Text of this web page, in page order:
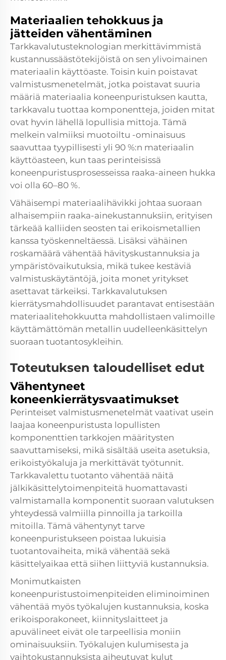
Materiaalien tehokkuus ja
jätteiden vähentäminen
Tarkkavalutusteknologian merkittävimmistä
kustannussäästötekijöistä on sen ylivoimainen
materiaalin käyttöaste. Toisin kuin poistavat
valmistusmenetelmät, jotka poistavat suuria
määriä materiaalia koneenpuristuksen kautta,
tarkkavalu tuottaa komponentteja, joiden mitat
ovat hyvin lähellä lopullisia mittoja. Tämä
melkein valmiiksi muotoiltu -ominaisuus
saavuttaa tyypillisesti yli 90 %:n materiaalin
käyttöasteen, kun taas perinteisissä
koneenpuristusprosesseissa raaka-aineen hukka
voi olla 60–80 %.
Vähäisempi materiaalihävikki johtaa suoraan
alhaisempiin raaka-ainekustannuksiin, erityisen
tärkeää kalliiden seosten tai erikoismetallien
kanssa työskenneltäessä. Lisäksi vähäinen
roskamäärä vähentää hävityskustannuksia ja
ympäristövaikutuksia, mikä tukee kestäviä
valmistuskäytäntöjä, joita monet yritykset
asettavat tärkeiksi. Tarkkavalutuksen
kierrätysmahdollisuudet parantavat entisestään
materiaalitehokkuutta mahdollistaen valimoille
käyttämättömän metallin uudelleenkäsittelyn
suoraan tuotantosykleihin.
Toteutuksen taloudelliset edut
Vähentyneet
koneenkierrätysvaatimukset
Perinteiset valmistusmenetelmät vaativat usein
laajaa koneenpuristusta lopullisten
komponenttien tarkkojen määritysten
saavuttamiseksi, mikä sisältää useita asetuksia,
erikoistyökaluja ja merkittävät työtunnit.
Tarkkavalettu tuotanto vähentää näitä
jälkikäsittelytoimenpiteitä huomattavasti
valmistamalla komponentit suoraan valutuksen
yhteydessä valmiilla pinnoilla ja tarkoilla
mitoilla. Tämä vähentynyt tarve
koneenpuristukseen poistaa lukuisia
tuotantovaiheita, mikä vähentää sekä
käsittelyaikaa että siihen liittyviä kustannuksia.
Monimutkaisten
koneenpuristustoimenpiteiden eliminoiminen
vähentää myös työkalujen kustannuksia, koska
erikoisporakoneet, kiinnityslaitteet ja
apuvälineet eivät ole tarpeellisia moniin
ominaisuuksiin. Työkalujen kulumisesta ja
vaihtokustannuksista aiheutuvat kulut